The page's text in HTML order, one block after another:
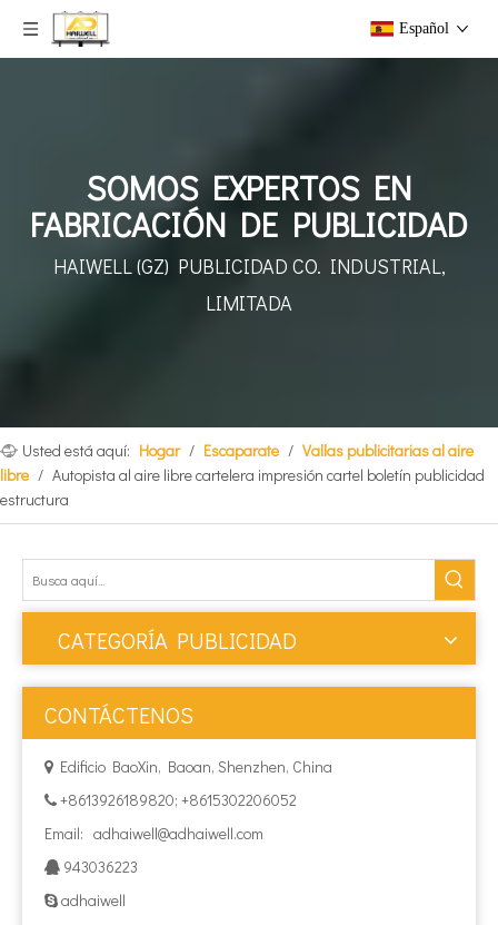
Español
SOMOS EXPERTOS EN
FABRICACIÓN DE PUBLICIDAD
HAIWELL (GZ) PUBLICIDAD CO. INDUSTRIAL,
LIMITADA
Usted está aquí: Hogar / Escaparate / Vallas publicitarias al aire
libre / Autopista al aire libre cartelera impresión cartel boletín publicidad
estructura
CATEGORÍA PUBLICIDAD
CONTÁCTENOS
 Edificio BaoXin, Baoan, Shenzhen, China
 +8613926189820; +8615302206052
Email: adhaiwell@adhaiwell.com
 943036223
 adhaiwell